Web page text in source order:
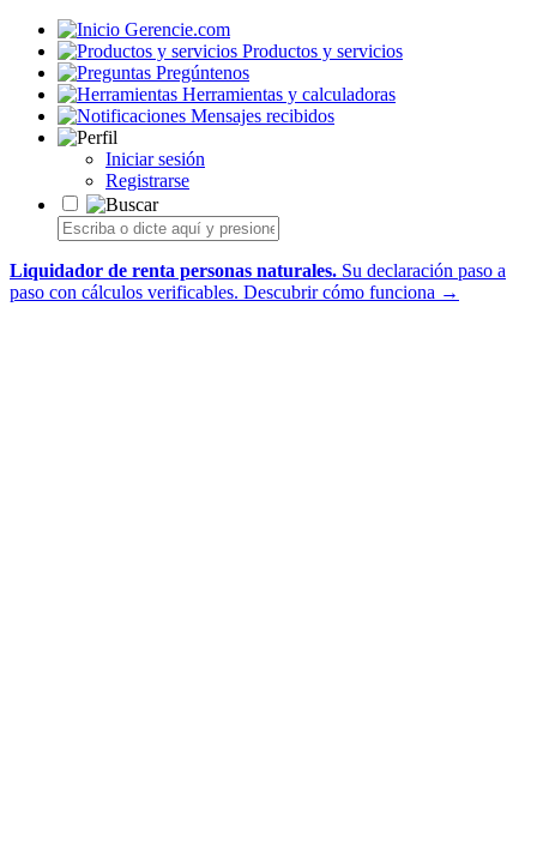
Gerencie.com
Productos y servicios
Pregúntenos
Herramientas y calculadoras
Mensajes recibidos
Iniciar sesión
Registrarse
Liquidador de renta personas naturales. Su declaración paso a
paso con cálculos verificables. Descubrir cómo funciona →